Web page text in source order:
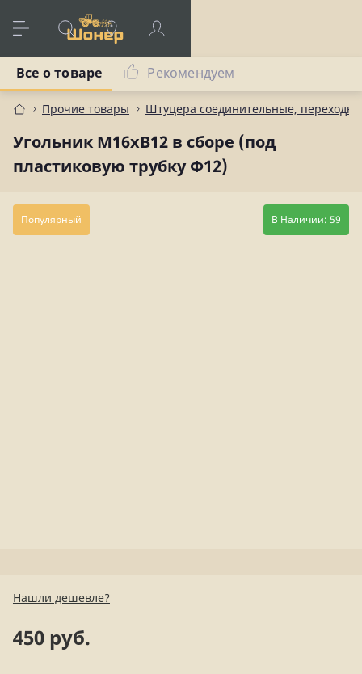
Прочие товары Штуцера соединительные,
Угольник М16хВ12 в сборе (под
пластиковую трубку Ф12)
Все о товаре Рекомендуем
Популярный В Наличии: 59
Нашли дешевле?
450 руб.